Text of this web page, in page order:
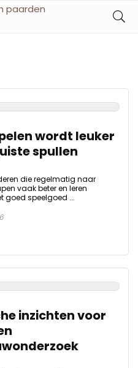
wordt leuker
spullen
die regelmatig naar
vaak beter en leren
goed speelgoed ...
inzichten voor